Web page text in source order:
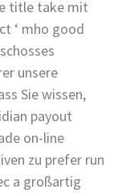
title take mit
‘ mho good
unsere
Sie wissen,
payout
on-line
zu prefer run
a großartig